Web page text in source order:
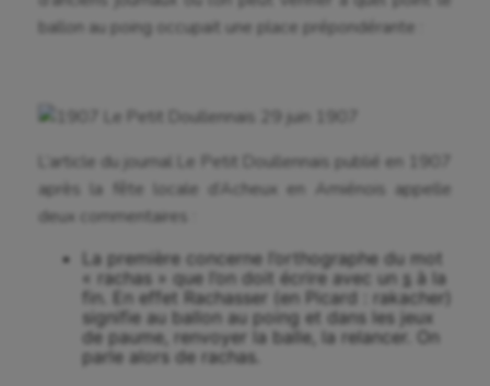
ballon au poing occupait une place prépondérante :
L’article du journal Le Petit Doullennais publié en 1907
après la fête locale d’Acheux en Amiénois appelle
deux commentaires :
La première concerne l’orthographe du mot
« rachas » que l’on doit écrire avec un s à la
fin. En effet Rachasser (en Picard : rakacher)
signifie au ballon au poing et dans les jeux
de paume, renvoyer la balle, la relancer. On
parle alors de rachas.